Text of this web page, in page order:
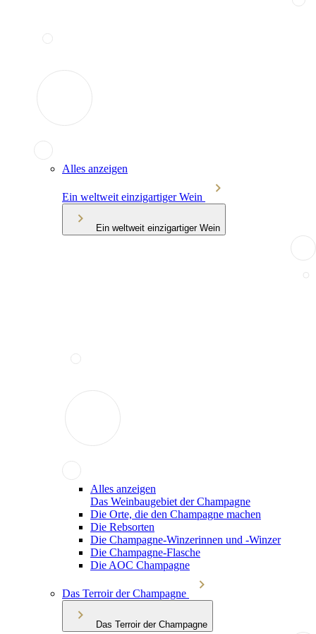
Alles anzeigen
Ein weltweit einzigartiger Wein
Ein weltweit einzigartiger Wein
Alles anzeigen
Das Weinbaugebiet der Champagne
Die Orte, die den Champagne machen
Die Rebsorten
Die Champagne-Winzerinnen und -Winzer
Die Champagne-Flasche
Die AOC Champagne
Das Terroir der Champagne
Das Terroir der Champagne